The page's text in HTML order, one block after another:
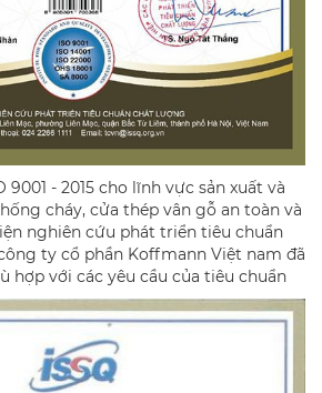
9001 - 2015 cho lĩnh vực sản xuất và
cháy, cửa thép vân gỗ an toàn và
nghiên cứu phát triển tiêu chuẩn
ty cổ phần Koffmann Việt nam đã
hợp với các yêu cầu của tiêu chuẩn